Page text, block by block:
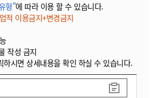
형"에 따라 이용 할 수 있습니다.
적 이용금지+변경금지
작성 금지
시면 상세내용을 확인 하실 수 있습니다.